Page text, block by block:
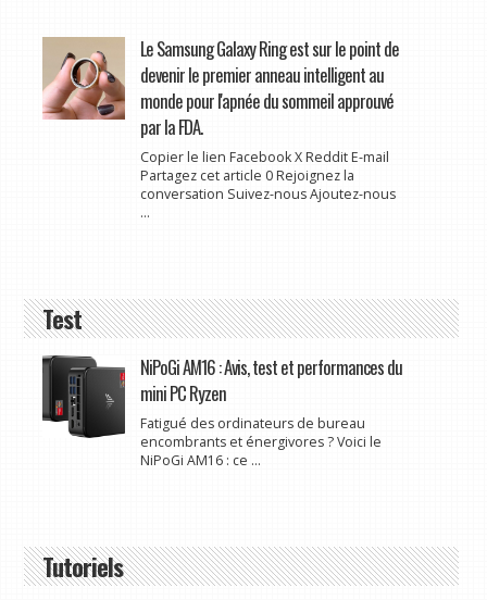
Le Samsung Galaxy Ring est sur le point de
devenir le premier anneau intelligent au
monde pour l'apnée du sommeil approuvé
par la FDA.
Copier le lien Facebook X Reddit E-mail
Partagez cet article 0 Rejoignez la
conversation Suivez-nous Ajoutez-nous
...
Test
NiPoGi AM16 : Avis, test et performances du
mini PC Ryzen
Fatigué des ordinateurs de bureau
encombrants et énergivores ? Voici le
NiPoGi AM16 : ce ...
Tutoriels